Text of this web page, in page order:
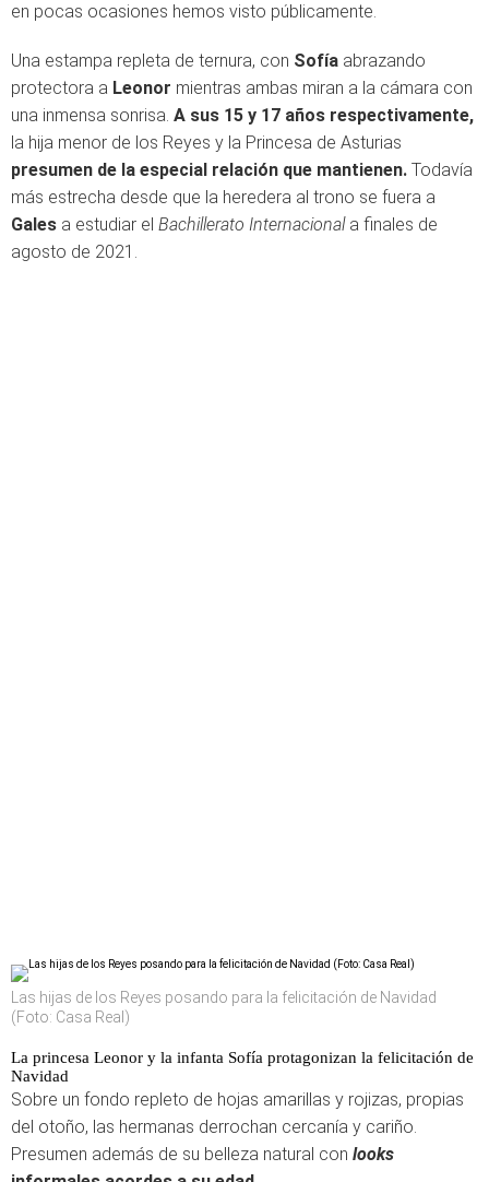
en pocas ocasiones hemos visto públicamente.
Una estampa repleta de ternura, con Sofía abrazando
protectora a Leonor mientras ambas miran a la cámara con
una inmensa sonrisa. A sus 15 y 17 años respectivamente,
la hija menor de los Reyes y la Princesa de Asturias
presumen de la especial relación que mantienen. Todavía
más estrecha desde que la heredera al trono se fuera a
Gales a estudiar el Bachillerato Internacionala finales de
agosto de 2021.
Las hijas de los Reyes posando para la felicitación de Navidad
(Foto: Casa Real)
La princesa Leonor y la infanta Sofía protagonizan la felicitación de
Navidad
Sobre un fondo repleto de hojas amarillas y rojizas, propias
del otoño, las hermanas derrochan cercanía y cariño.
Presumen además de su belleza natural con looks